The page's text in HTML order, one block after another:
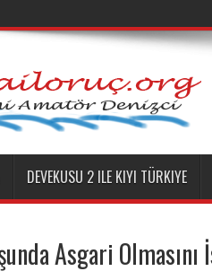
DEVEKUSU 2 ILE KIYI TÜRKIYE
Asgari